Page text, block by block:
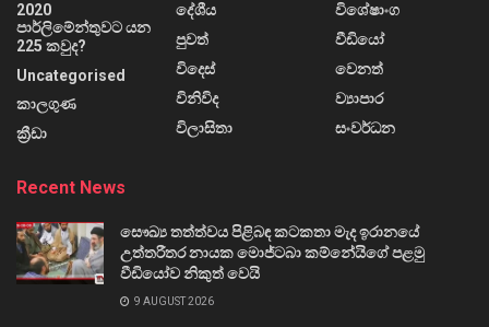
2020
පාර්ලිමේන්තුවට යන
225 කවුද?
Uncategorised
කාලගුණ
ක්‍රීඩා
දේශීය
පුවත්
විදෙස්
විනිවිද
විලාසිතා
විශේෂාංග
වීඩියෝ
වෙනත්
ව්‍යාපාර
සංවර්ධන
Recent News
සෞඛ්‍ය තත්ත්වය පිළිබඳ කටකතා මැද ඉරානයේ
උත්තරීතර නායක මොජ්ටබා කම්නේයිගේ පළමු
වීඩියෝව නිකුත් වෙයි
9 AUGUST 2026